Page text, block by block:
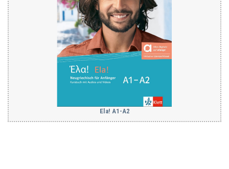
Ela! A1-A2